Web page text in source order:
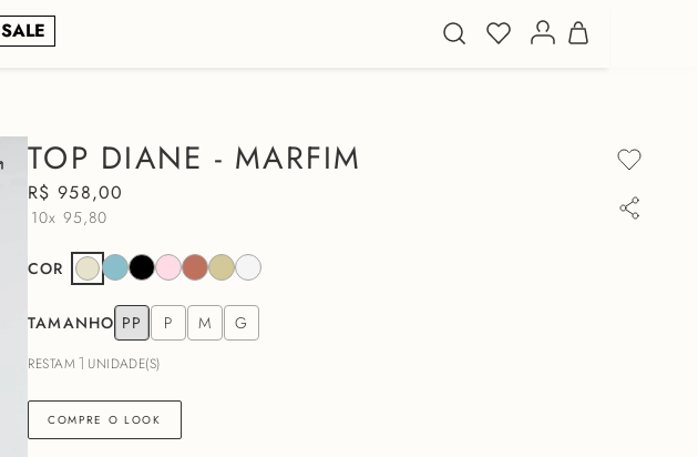
SALE
TOP DIANE - MARFIM
R$ 958,00
10x 95,80
COR
TAMANHO PP P M G
RESTAM1 UNIDADE(S)
COMPRE O LOOK